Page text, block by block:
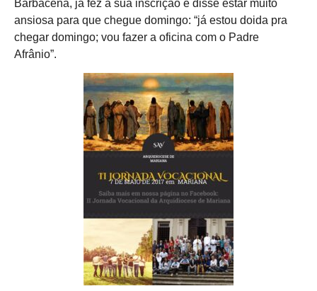
Barbacena, já fez a sua inscrição e disse estar muito
ansiosa para que chegue domingo: “já estou doida pra
chegar domingo; vou fazer a oficina com o Padre
Afrânio”.